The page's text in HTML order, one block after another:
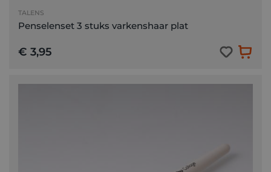
TALENS
Penselenset 3 stuks varkenshaar plat
€ 3,95